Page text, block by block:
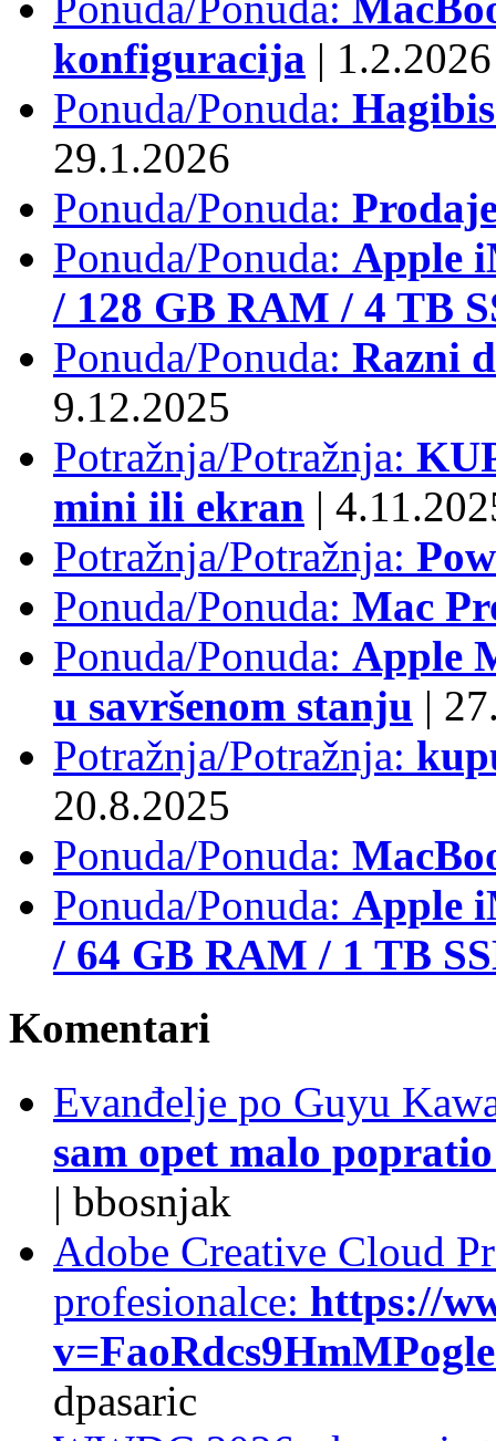
konfiguracija | 1.2.2026
Ponuda/Ponuda:
29.1.2026
Ponuda/Ponuda:
Ponuda/Ponuda: Apple
/ 128 GB RAM / 4 TB
Ponuda/Ponuda: Razni
9.12.2025
Potražnja/Potražnja:
mini ili ekran |
Potražnja/Potražnja:
Ponuda/Ponuda: Mac
Ponuda/Ponuda: Apple
u savršenom stanju |
Potražnja/Potražnja:
20.8.2025
Ponuda/Ponuda:
Ponuda/Ponuda: Apple
/ 64 GB RAM / 1 TB
Komentari
Evanđelje po Guyu
sam opet malo
| bbosnjak
Adobe Creative Cloud
profesionalce: https://
dpasaric